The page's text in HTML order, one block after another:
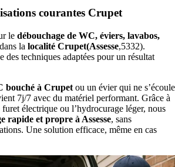
courantes Crupet
le débouchage de WC, éviers, lavabos,
dans la localité Crupet(Assesse,5332).
des techniques adaptées pour un résultat
bouché à Crupet ou un évier qui ne s’écoule
7j/7 avec du matériel performant. Grâce à
électrique ou l’hydrocurage léger, nous
rapide et propre à Assesse, sans
Une solution efficace, même en cas